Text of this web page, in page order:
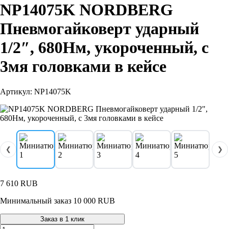
NP14075K NORDBERG
Пневмогайковерт ударный
1/2″, 680Нм, укороченный, с
3мя головками в кейсе
Артикул: NP14075K
❮ ❯
7 610 RUB
Минимальный заказ 10 000 RUB
Заказ в 1 клик